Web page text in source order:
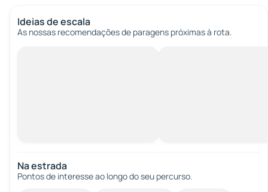
Ideias de escala
As nossas recomendações de paragens próximas à rota.
Na estrada
Pontos de interesse ao longo do seu percurso.